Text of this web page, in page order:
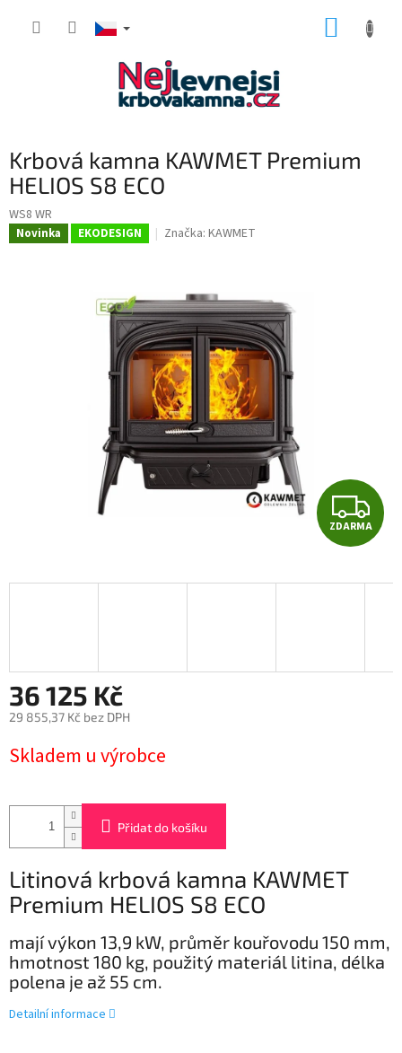
Krbová kamna KAWMET Premium
HELIOS S8 ECO
WS8 WR
Novinka EKODESIGN Značka: KAWMET
Z
D
A
ZDARMA
36 125 Kč
29 855,37 Kč bez DPH
cena:
Skladem u výrobce
Přidat do košíku
Litinová krbová kamna KAWMET
Premium HELIOS S8 ECO
mají výkon 13,9 kW, průměr kouřovodu 150 mm,
hmotnost 180 kg, použitý materiál litina, délka
polena je až 55 cm.
Detailní informace